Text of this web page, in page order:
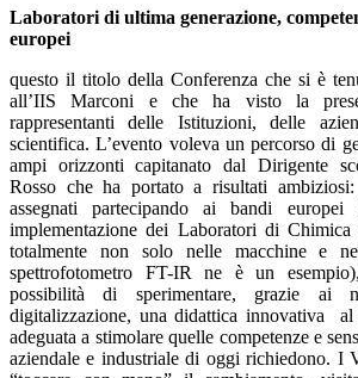
Laboratori di ultima generazione,
europei
questo il titolo della Conferenza che si è
all’IIS Marconi e che ha visto la
rappresentanti delle Istituzioni, delle
scientifica. L’evento voleva un percorso di
ampi orizzonti capitanato dal Dirigente
Rosso che ha portato a risultati
assegnati partecipando ai bandi
implementazione dei Laboratori di
totalmente non solo nelle macchine e
spettrofotometro FT-IR ne è un
possibilità di sperimentare, grazie ai
digitalizzazione, una didattica innovativa
adeguata a stimolare quelle competenze e
aziendale e industriale di oggi richiedono. I